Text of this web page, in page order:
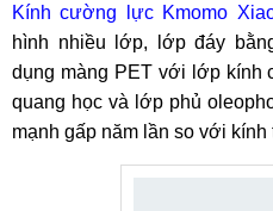
Kính cường lực Kmomo
hình nhiều lớp, lớp đáy
dụng màng PET với lớp kính
quang học và lớp phủ
mạnh gấp năm lần so với